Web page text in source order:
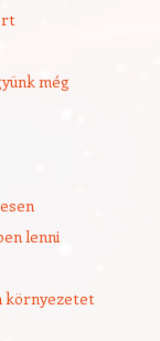
még
lenni
környezetet